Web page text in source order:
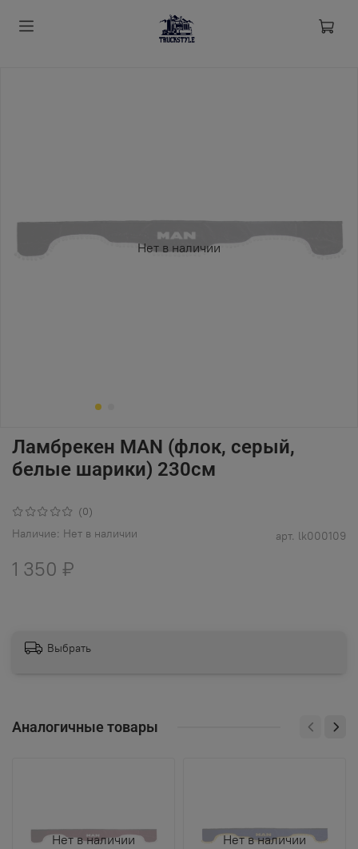
Нет в наличии
(0)
арт. lk000109
Наличие: Нет в наличии
Ламбрекен MAN (флок, серый,
белые шарики) 230см
1 350 ₽
Выбрать
Аналогичные товары
Нет в наличии Нет в наличии